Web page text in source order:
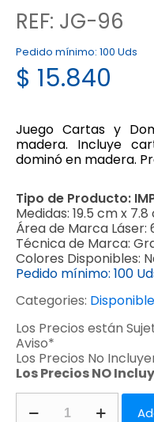
REF: JG-96
Pedido mínimo: 100 Uds
$ 15.840
Juego Cartas y
madera. Incluye
dominó en madera.
Tipo de Producto:
Medidas: 19.5 cm x
Área de Marca Láser:
Técnica de Marca:
Colores Disponibles:
Pedido mínimo: 100
Categories: Disponible
Los Precios están
Aviso*
Los Precios No
Los Precios NO